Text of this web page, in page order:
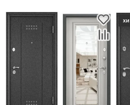
Fantom
Fratelli Cattini
Fuaro
Griffwerk